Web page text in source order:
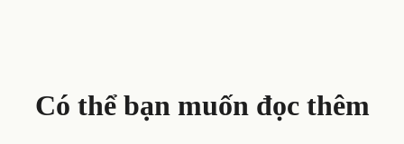
Có thể bạn muốn đọc thêm